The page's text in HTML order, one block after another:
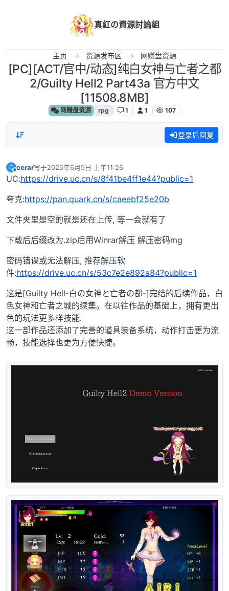
真紅の資源討論組
主页 资源发布区 网赚盘资源
[PC][ACT/官中/动态]纯白女神与亡者之都
2/Guilty Hell2 Part43a 官方中文
[11508.8MB]
网赚盘资源 rpg 1 1 107
登录后回复
C
离线
ccrar写于2025年6月5日 上午11:26
最后由 编辑
UC:https://drive.uc.cn/s/8f41be4ff1e44?public=1
夸克:https://pan.quark.cn/s/caeebf25e20b
文件夹里是空的就是还在上传, 等一会就有了
下载后后缀改为.zip后用Winrar解压 解压密码mg
密码错误或无法解压, 推荐解压软
件:https://drive.uc.cn/s/53c7e2e892a84?public=1
这是[Guilty Hell-白の女神と亡者の都-]完结的后续作品，白
色女神和亡者之城的续集。在以往作品的基础上，拥有更出
色的玩法更多样技能.
这一部作品还添加了完善的道具装备系统，动作打击更为流
畅，技能选择也更为方便快捷。